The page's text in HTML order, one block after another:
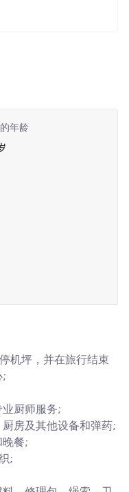
年龄
机坪，并在旅行结束
;
厨师服务;
房及其他设备和弹药;
晚餐;
;